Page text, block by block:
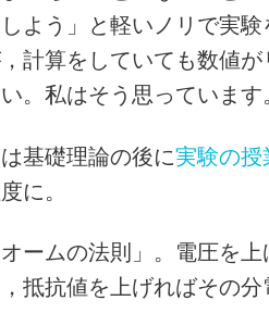
よう」と軽いノリで実
計算をしていても数値
。私はそう思っています
基礎理論の後に実験の授
に。
ームの法則」。電圧を
抵抗値を上げればその